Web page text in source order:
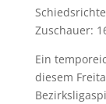
Zuschauer:
Ein
diesem